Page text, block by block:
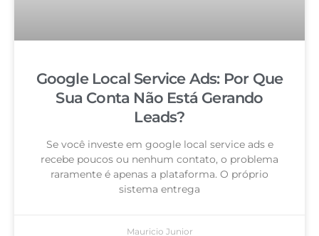
Google Local Service Ads: Por Que
Sua Conta Não Está Gerando
Leads?
Se você investe em google local service ads e
recebe poucos ou nenhum contato, o problema
raramente é apenas a plataforma. O próprio
sistema entrega
Mauricio Junior